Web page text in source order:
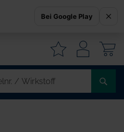
Bei Google Play